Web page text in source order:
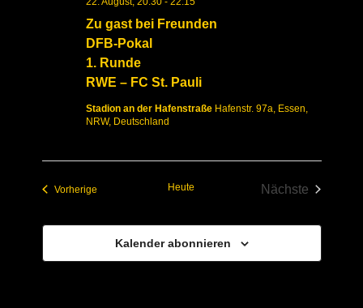
Zu gast bei Freunden
DFB-Pokal
1. Runde
RWE – FC St. Pauli
Stadion an der Hafenstraße Hafenstr. 97a, Essen,
NRW, Deutschland
VorherigeVeranstaltungen Heute
Nächste
Kalender abonnieren